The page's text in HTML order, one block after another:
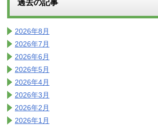
過去の記事
2026年8月
2026年7月
2026年6月
2026年5月
2026年4月
2026年3月
2026年2月
2026年1月